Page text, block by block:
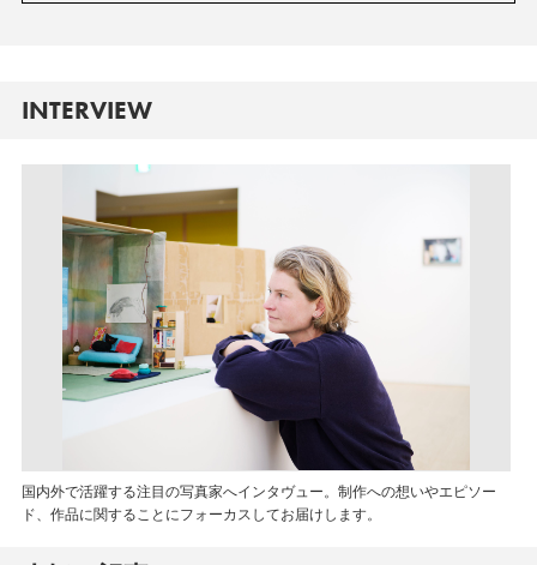
INTERVIEW
国内外で活躍する注目の写真家へインタヴュー。制作への想いやエピソー
ド、作品に関することにフォーカスしてお届けします。